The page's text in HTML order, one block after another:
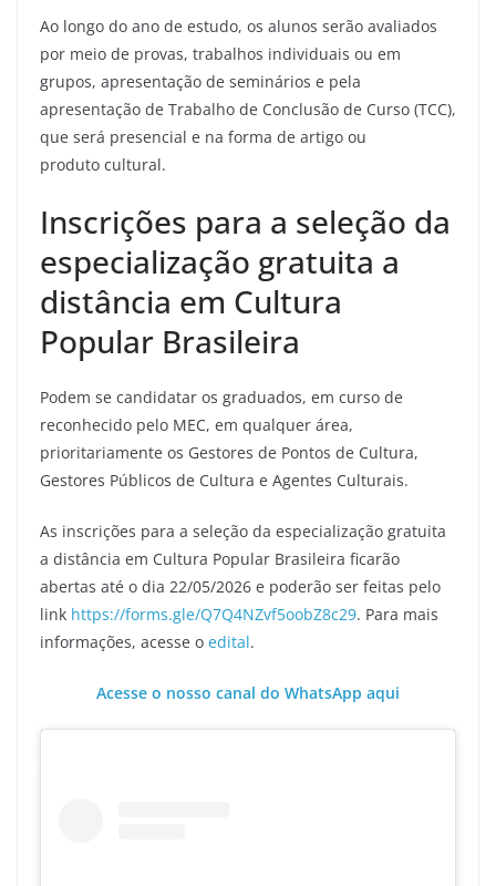
Ao longo do ano de estudo, os alunos serão avaliados
por meio de provas, trabalhos individuais ou em
grupos, apresentação de seminários e pela
apresentação de Trabalho de Conclusão de Curso (TCC),
que será presencial e na forma de artigo ou
produto cultural.
Inscrições para a seleção da
especialização gratuita a
distância em Cultura
Popular Brasileira
Podem se candidatar os graduados, em curso de
reconhecido pelo MEC, em qualquer área,
prioritariamente os Gestores de Pontos de Cultura,
Gestores Públicos de Cultura e Agentes Culturais.
As inscrições para a seleção da especialização gratuita
a distância em Cultura Popular Brasileira ficarão
abertas até o dia 22/05/2026 e poderão ser feitas pelo
link https://forms.gle/Q7Q4NZvf5oobZ8c29. Para mais
informações, acesse o edital.
Acesse o nosso canal do WhatsApp aqui